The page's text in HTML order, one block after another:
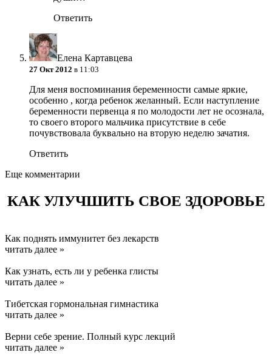
Ответить
Елена Картавцева
27 Окт 2012 в 11:03
Для меня воспоминания беременности самые яркие,
особенно , когда ребенок желанный. Если наступление
беременности первенца я по молодости лет не осознала,
то своего второго мальчика присутствие в себе
почувствовала буквально на вторую неделю зачатия.
Ответить
Еще комментарии
КАК УЛУЧШИТЬ СВОЕ ЗДОРОВЬЕ
Как поднять иммунитет без лекарств
читать далее »
Как узнать, есть ли у ребенка глисты
читать далее »
Тибетская гормональная гимнастика
читать далее »
Верни себе зрение. Полный курс лекций
читать далее »